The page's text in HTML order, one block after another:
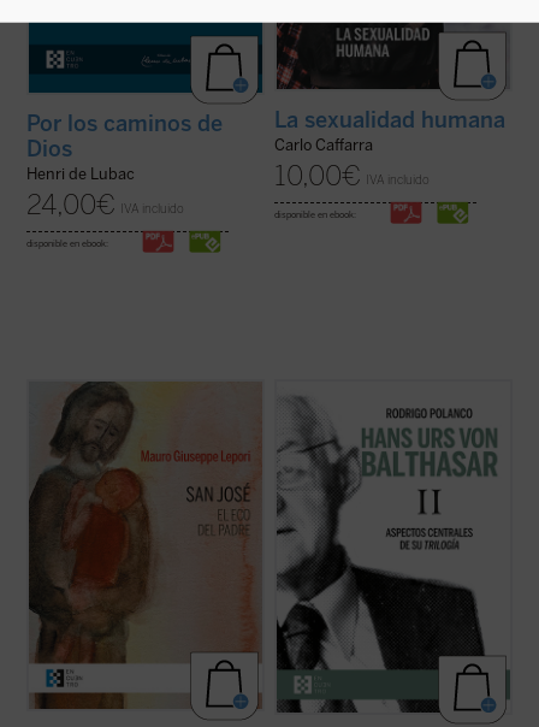
Por los caminos de
Dios
Henri de Lubac
24,00€ IVA incluido
disponible en ebook:
La sexualidad humana
Carlo Caffarra
10,00€ IVA incluido
disponible en ebook:
San José fue llamado a materializar la
paternidad de Dios hacia el Hijo encarnado.
Una vocación, un camino, vividos en el
silencio, porque tendía a la escucha de una
Palabra que se hizo Presencia en su casa.
Con él, Dios Padre no ha querido ...
ficha)
Este segundo volumen está dedicado a las
líneas centrales de la
Trilogía teológica, su
obra central, escrita entre 1961 y 1987.
Señalada por el propio von Balthasar como
«el plan fundamental, la preocupación de
una vida», este ...
(ver ficha)